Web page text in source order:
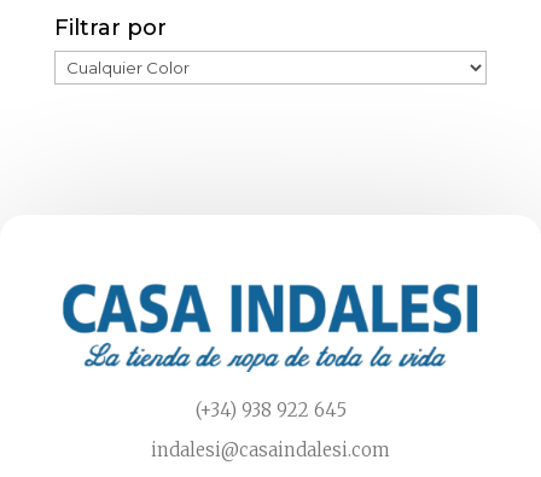
Filtrar por
(+34) 938 922 645
indalesi@casaindalesi.com